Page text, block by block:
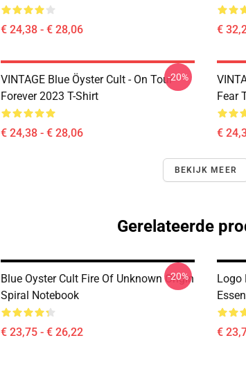
€ 24,38 - € 28,06 €
VINTAGE Blue Öyster Cult - On Tour
Forever 2023 T-Shirt
€ 24,38 - € 28,06
-20%
Fear
€
BEKIJK MEER
Gerelateerde
Blue Oyster Cult Fire Of Unknown Origin
Spiral Notebook
€ 23,75 - € 26,22
-20%
Logo
€